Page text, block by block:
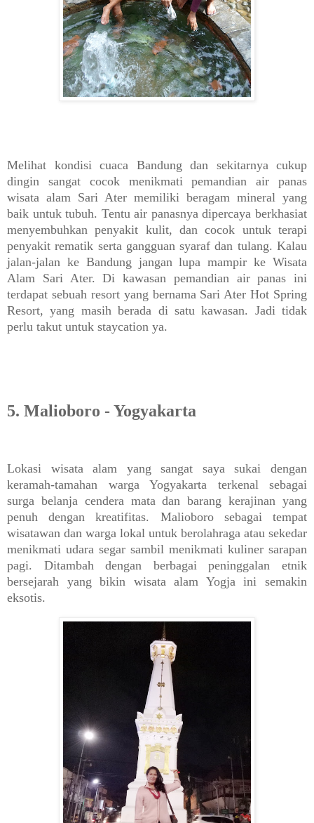
Melihat kondisi cuaca Bandung dan sekitarnya cukup
dingin sangat cocok menikmati pemandian air panas
wisata alam Sari Ater memiliki beragam mineral yang
baik untuk tubuh. Tentu air panasnya dipercaya berkhasiat
menyembuhkan penyakit kulit, dan cocok untuk terapi
penyakit rematik serta gangguan syaraf dan tulang. Kalau
jalan-jalan ke Bandung jangan lupa mampir ke Wisata
Alam Sari Ater. Di kawasan pemandian air panas ini
terdapat sebuah resort yang bernama Sari Ater Hot Spring
Resort, yang masih berada di satu kawasan. Jadi tidak
perlu takut untuk staycation ya.
5. Malioboro - Yogyakarta
Lokasi wisata alam yang sangat saya sukai dengan
keramah-tamahan warga Yogyakarta terkenal sebagai
surga belanja cendera mata dan barang kerajinan yang
penuh dengan kreatifitas. Malioboro sebagai tempat
wisatawan dan warga lokal untuk berolahraga atau sekedar
menikmati udara segar sambil menikmati kuliner sarapan
pagi. Ditambah dengan berbagai peninggalan etnik
bersejarah yang bikin wisata alam Yogja ini semakin
eksotis.